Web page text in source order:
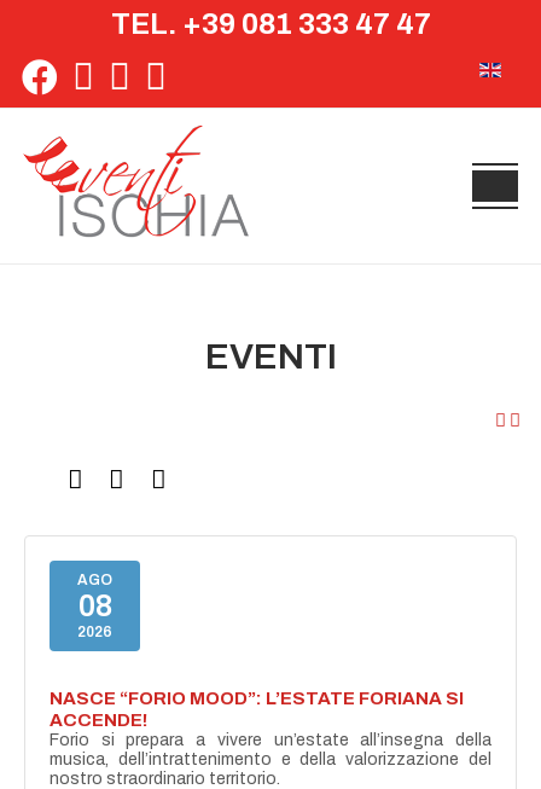
TEL. +39 081 333 47 47
EVENTI
AGO
08
2026
NASCE “FORIO MOOD”: L’ESTATE FORIANA SI
ACCENDE!
Forio si prepara a vivere un’estate all’insegna della
musica, dell’intrattenimento e della valorizzazione del
nostro straordinario territorio.